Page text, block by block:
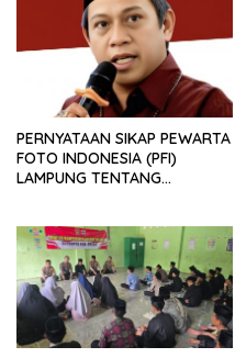
PERNYATAAN SIKAP PEWARTA
FOTO INDONESIA (PFI)
LAMPUNG TENTANG
TERHADAP JURNALIS DI
PENGADILAN NEGERI
TANJUNG KARANG.